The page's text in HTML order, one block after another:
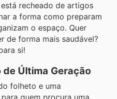
recheado de artigos
a forma como preparam
o espaço. Quer
de forma mais saudável?
si!
Última Geração
folheto e uma
quem procura uma